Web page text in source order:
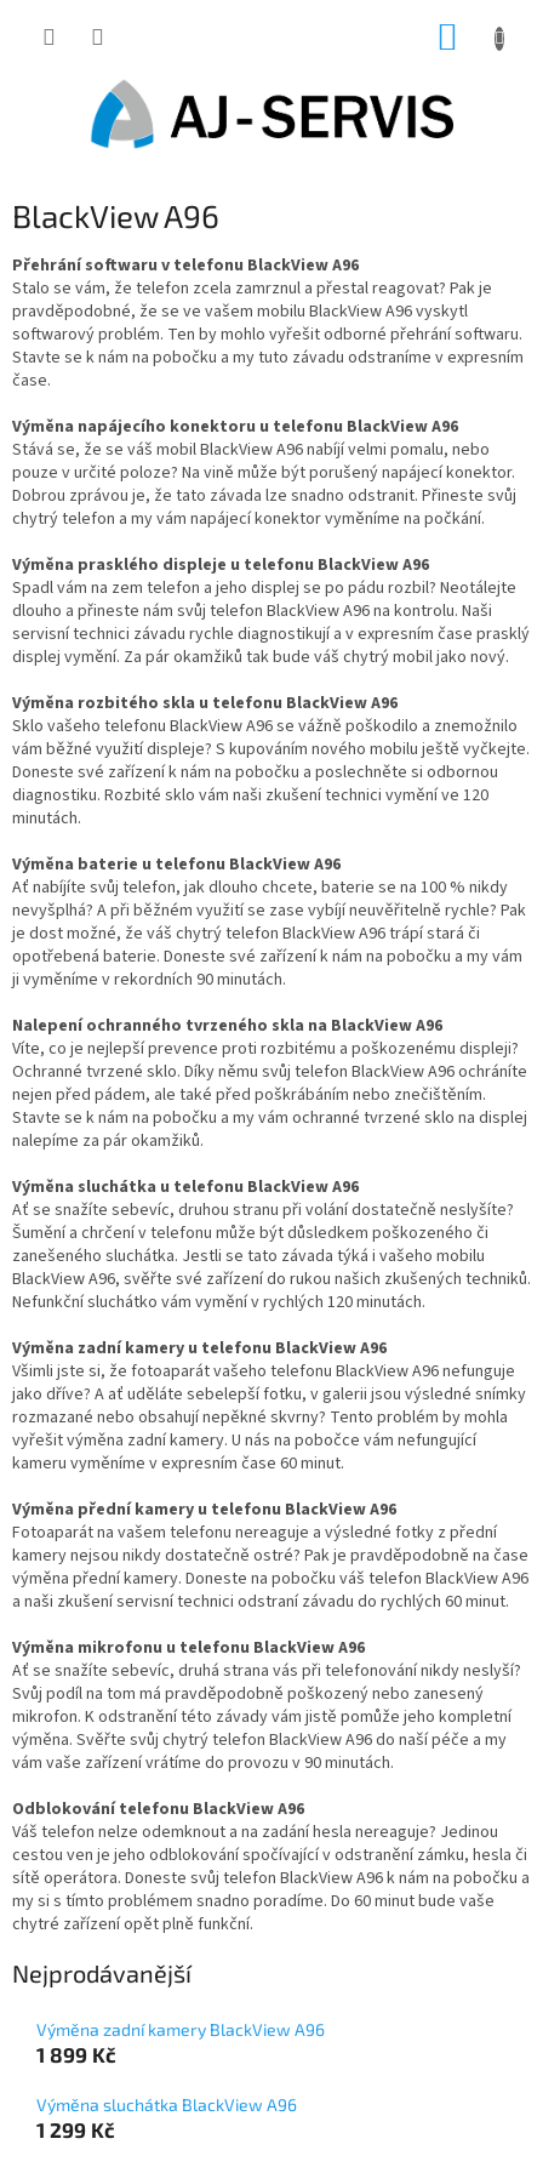
BlackView A96
Přehrání softwaru v telefonu BlackView A96
Stalo se vám, že telefon zcela zamrznul a přestal reagovat? Pak je
pravděpodobné, že se ve vašem mobilu BlackView A96 vyskytl
softwarový problém. Ten by mohlo vyřešit odborné přehrání softwaru.
Stavte se k nám na pobočku a my tuto závadu odstraníme v expresním
čase.
Výměna napájecího konektoru u telefonu BlackView A96
Stává se, že se váš mobil BlackView A96 nabíjí velmi pomalu, nebo
pouze v určité poloze? Na vině může být porušený napájecí konektor.
Dobrou zprávou je, že tato závada lze snadno odstranit. Přineste svůj
chytrý telefon a my vám napájecí konektor vyměníme na počkání.
Výměna prasklého displeje u telefonu BlackView A96
Spadl vám na zem telefon a jeho displej se po pádu rozbil? Neotálejte
dlouho a přineste nám svůj telefon BlackView A96 na kontrolu. Naši
servisní technici závadu rychle diagnostikují a v expresním čase prasklý
displej vymění. Za pár okamžiků tak bude váš chytrý mobil jako nový.
Výměna rozbitého skla u telefonu BlackView A96
Sklo vašeho telefonu BlackView A96 se vážně poškodilo a znemožnilo
vám běžné využití displeje? S kupováním nového mobilu ještě vyčkejte.
Doneste své zařízení k nám na pobočku a poslechněte si odbornou
diagnostiku. Rozbité sklo vám naši zkušení technici vymění ve 120
minutách.
Výměna baterie u telefonu BlackView A96
Ať nabíjíte svůj telefon, jak dlouho chcete, baterie se na 100 % nikdy
nevyšplhá? A při běžném využití se zase vybíjí neuvěřitelně rychle? Pak
je dost možné, že váš chytrý telefon BlackView A96 trápí stará či
opotřebená baterie. Doneste své zařízení k nám na pobočku a my vám
ji vyměníme v rekordních 90 minutách.
Nalepení ochranného tvrzeného skla na BlackView A96
Víte, co je nejlepší prevence proti rozbitému a poškozenému displeji?
Ochranné tvrzené sklo. Díky němu svůj telefon BlackView A96 ochráníte
nejen před pádem, ale také před poškrábáním nebo znečištěním.
Stavte se k nám na pobočku a my vám ochranné tvrzené sklo na displej
nalepíme za pár okamžiků.
Výměna sluchátka u telefonu BlackView A96
Ať se snažíte sebevíc, druhou stranu při volání dostatečně neslyšíte?
Šumění a chrčení v telefonu může být důsledkem poškozeného či
zanešeného sluchátka. Jestli se tato závada týká i vašeho mobilu
BlackView A96, svěřte své zařízení do rukou našich zkušených techniků.
Nefunkční sluchátko vám vymění v rychlých 120 minutách.
Výměna zadní kamery u telefonu BlackView A96
Všimli jste si, že fotoaparát vašeho telefonu BlackView A96 nefunguje
jako dříve? A ať uděláte sebelepší fotku, v galerii jsou výsledné snímky
rozmazané nebo obsahují nepěkné skvrny? Tento problém by mohla
vyřešit výměna zadní kamery. U nás na pobočce vám nefungující
kameru vyměníme v expresním čase 60 minut.
Výměna přední kamery u telefonu BlackView A96
Fotoaparát na vašem telefonu nereaguje a výsledné fotky z přední
kamery nejsou nikdy dostatečně ostré? Pak je pravděpodobně na čase
výměna přední kamery. Doneste na pobočku váš telefon BlackView A96
a naši zkušení servisní technici odstraní závadu do rychlých 60 minut.
Výměna mikrofonu u telefonu BlackView A96
Ať se snažíte sebevíc, druhá strana vás při telefonování nikdy neslyší?
Svůj podíl na tom má pravděpodobně poškozený nebo zanesený
mikrofon. K odstranění této závady vám jistě pomůže jeho kompletní
výměna. Svěřte svůj chytrý telefon BlackView A96 do naší péče a my
vám vaše zařízení vrátíme do provozu v 90 minutách.
Odblokování telefonu BlackView A96
Váš telefon nelze odemknout a na zadání hesla nereaguje? Jedinou
cestou ven je jeho odblokování spočívající v odstranění zámku, hesla či
sítě operátora. Doneste svůj telefon BlackView A96 k nám na pobočku a
my si s tímto problémem snadno poradíme. Do 60 minut bude vaše
chytré zařízení opět plně funkční.
Nejprodávanější
Výměna zadní kamery BlackView A96
1 899 Kč
Výměna sluchátka BlackView A96
1 299 Kč